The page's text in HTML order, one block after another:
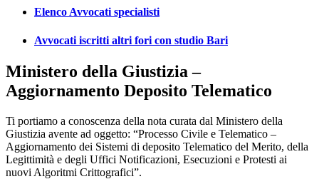
Elenco Avvocati specialisti
Avvocati iscritti altri fori con studio Bari
Ministero della Giustizia –
Aggiornamento Deposito Telematico
Ti portiamo a conoscenza della nota curata dal Ministero della
Giustizia avente ad oggetto: “Processo Civile e Telematico –
Aggiornamento dei Sistemi di deposito Telematico del Merito, della
Legittimità e degli Uffici Notificazioni, Esecuzioni e Protesti ai
nuovi Algoritmi Crittografici”.